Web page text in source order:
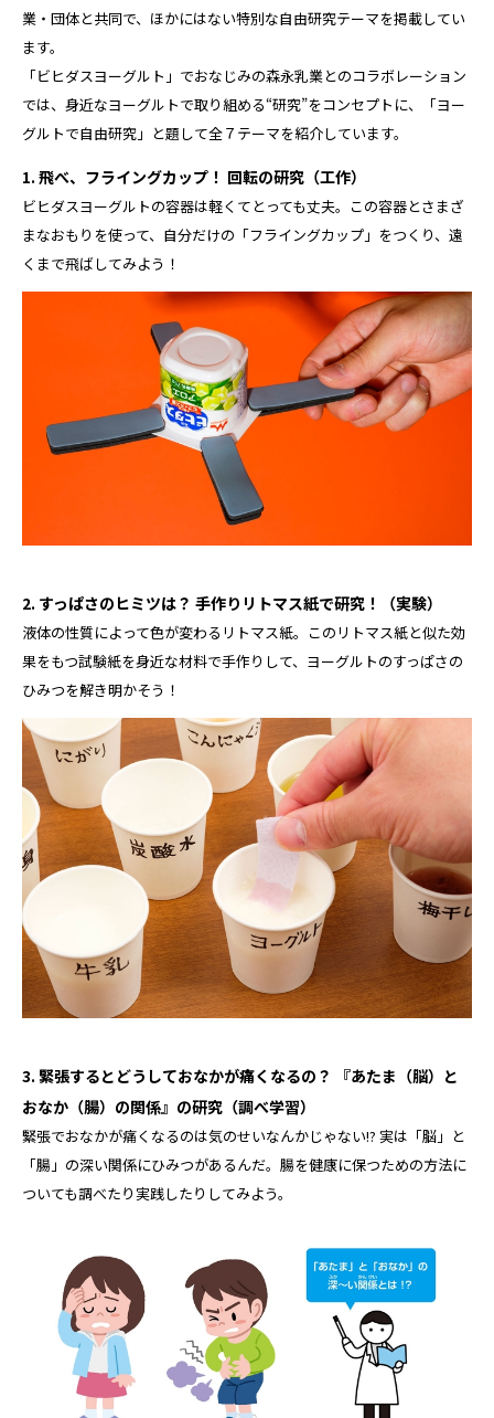
業・団体と共同で、ほかにはない特別な自由研究テーマを掲載してい
ます。
「ビヒダスヨーグルト」でおなじみの森永乳業とのコラボレーション
では、身近なヨーグルトで取り組める“研究”をコンセプトに、「ヨー
グルトで自由研究」と題して全７テーマを紹介しています。
1. 飛べ、フライングカップ！ 回転の研究（工作）
ビヒダスヨーグルトの容器は軽くてとっても丈夫。この容器とさまざ
まなおもりを使って、自分だけの「フライングカップ」をつくり、遠
くまで飛ばしてみよう！
2. すっぱさのヒミツは？ 手作りリトマス紙で研究！（実験）
液体の性質によって色が変わるリトマス紙。このリトマス紙と似た効
果をもつ試験紙を身近な材料で手作りして、ヨーグルトのすっぱさの
ひみつを解き明かそう！
3. 緊張するとどうしておなかが痛くなるの？ 『あたま（脳）と
おなか（腸）の関係』の研究（調べ学習）
緊張でおなかが痛くなるのは気のせいなんかじゃない!? 実は「脳」と
「腸」の深い関係にひみつがあるんだ。腸を健康に保つための方法に
ついても調べたり実践したりしてみよう。